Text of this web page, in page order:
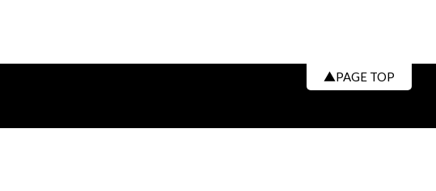
▲PAGE TOP